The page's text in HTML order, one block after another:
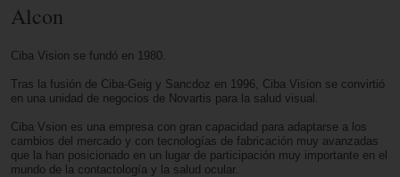
Alcon
Ciba Vision se fundó en 1980.
Tras la fusión de Ciba-Geig y Sancdoz en 1996, Ciba Vision se convirtió
en una unidad de negocios de Novartis para la salud visual.
Ciba Vsion es una empresa con gran capacidad para adaptarse a los
cambios del mercado y con tecnologías de fabricación muy avanzadas
que la han posicionado en un lugar de participación muy importante en el
mundo de la contactología y la salud ocular.